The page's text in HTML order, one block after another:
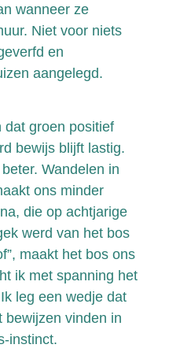
wanneer ze
Niet voor niets
en
aangelegd.
dat groen positief
bewijs blijft lastig.
Wandelen in
ons minder
die op achtjarige
werd van het bos
maakt het bos ons
ik met spanning het
leg een wedje dat
bewijzen vinden in
instinct.